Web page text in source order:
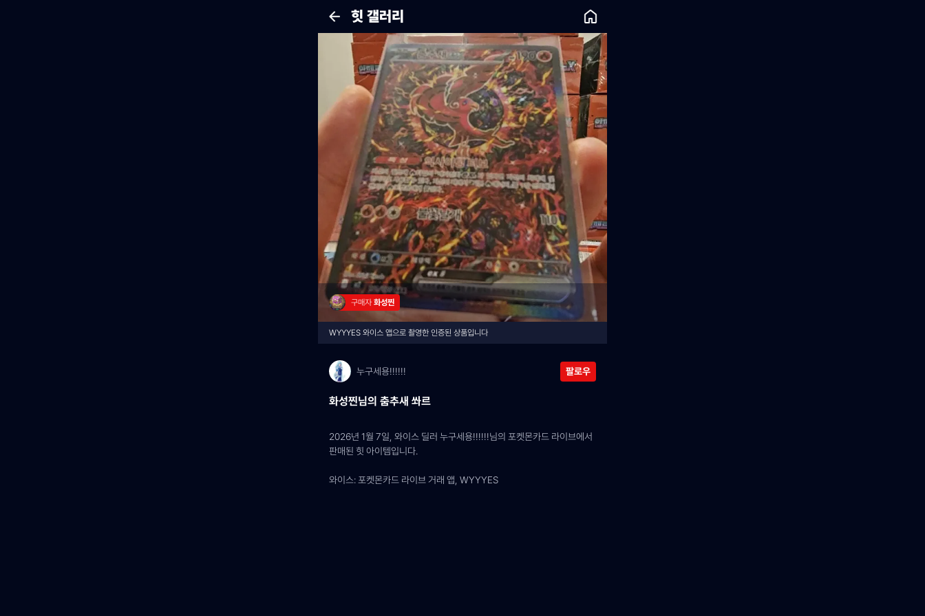
힛 갤러리
구매자 화성찐
WYYYES 와이스 앱으로 촬영한 인증된 상품입니다
누구세용!!!!!! 팔로우
화성찐님의 춤추새 쏴르
2026년 1월 7일, 와이스 딜러 누구세용!!!!!!님의 포켓몬카드 라이브에서
판매된 힛 아이템입니다.
와이스: 포켓몬카드 라이브 거래 앱, WYYYES